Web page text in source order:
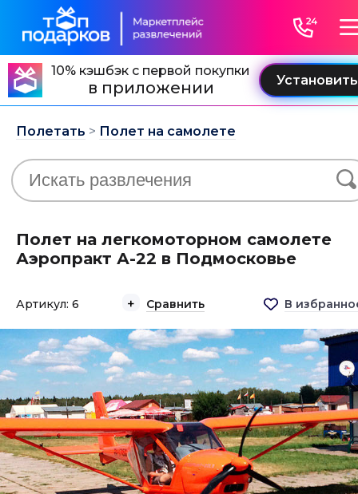
10% кэшбэк с первой покупки
в приложении
Полетать > Полет на самолете
Полет на легкомоторном самолете
Аэропракт А-22 в Подмосковье
Артикул: 6 Сравнить В